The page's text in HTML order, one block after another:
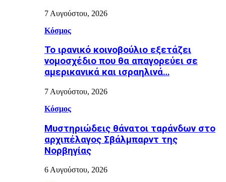
7 Αυγούστου, 2026
Κόσμος
Το ιρανικό κοινοβούλιο εξετάζει
νομοσχέδιο που θα απαγορεύει σε
αμερικανικά και ισραηλινά…
7 Αυγούστου, 2026
Κόσμος
Μυστηριώδεις θάνατοι ταράνδων στο
αρχιπέλαγος Σβάλμπαρντ της
Νορβηγίας
6 Αυγούστου, 2026